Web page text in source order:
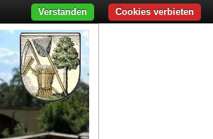
Cookies verbieten
Verstanden